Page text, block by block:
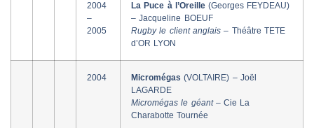
2004
–
2005
La Puce à l’Oreille(Georges FEYDEAU)
– Jacqueline BOEUF
Rugby le client anglais – Théâtre TETE
d’OR LYON
2004 Micromégas (VOLTAIRE) – Joël
LAGARDE
Micromégas le géant –Cie La
Charabotte Tournée